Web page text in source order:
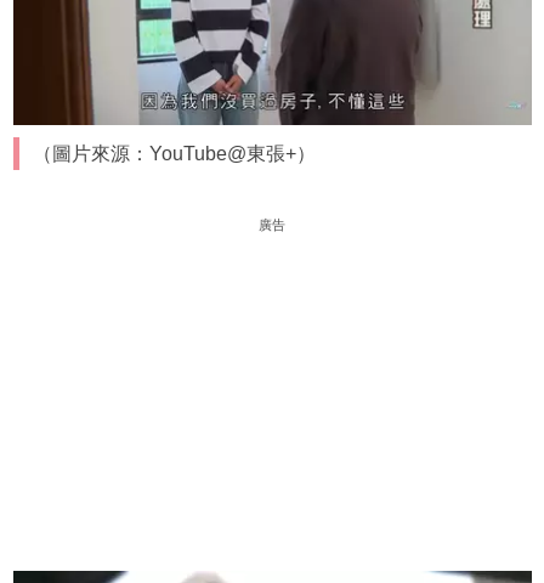
（圖片來源：YouTube@東張+）
廣告